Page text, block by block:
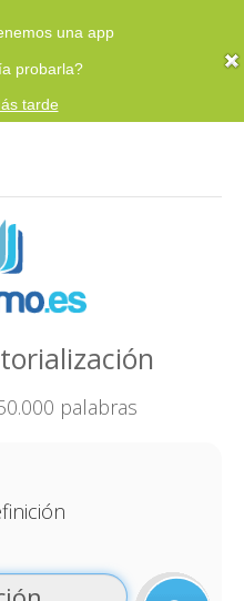
una app
probarla?
tarde
palabras